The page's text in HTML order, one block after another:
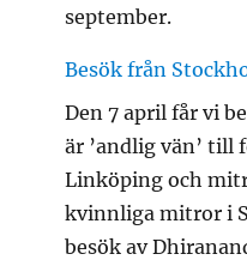
september.
Besök från
Den 7 april får vi
är ’andlig vän’
Linköping och
kvinnliga mitror i
besök av